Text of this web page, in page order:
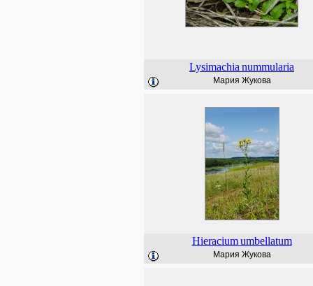
Lysimachia nummularia
Мария Жукова
Hieracium umbellatum
Мария Жукова